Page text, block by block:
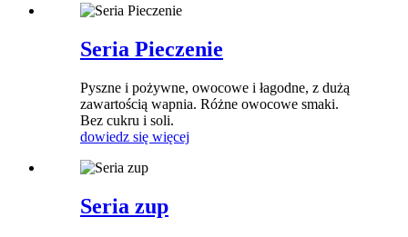
Seria Pieczenie
Pyszne i pożywne, owocowe i łagodne, z dużą
zawartością wapnia. Różne owocowe smaki.
Bez cukru i soli.
dowiedz się więcej
Seria zup